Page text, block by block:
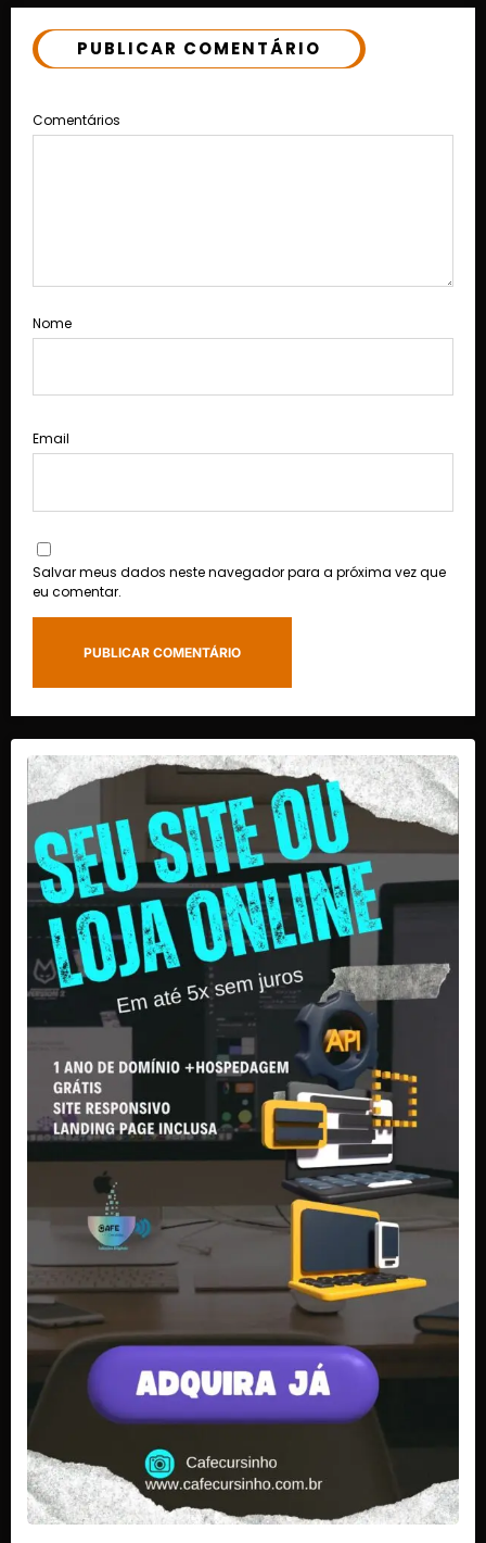
PUBLICAR COMENTÁRIO
Comentários
Nome
Email
Salvar meus dados neste navegador para a próxima vez que
eu comentar.